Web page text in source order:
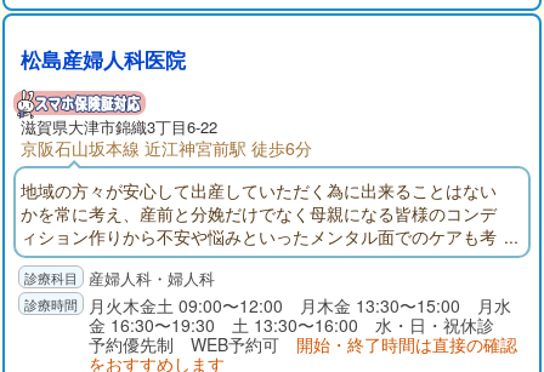
松島産婦人科医院
滋賀県大津市錦織3丁目6-22
京阪石山坂本線 近江神宮前駅 徒歩6分
地域の方々が安心して出産していただく為に出来ることはない
かを常に考え、産前と分娩だけでなく母親になる皆様のコンデ
ィション作りから不安や悩みといったメンタル面でのケアも考
慮し、皆様のお産を全力でサポート致します。妊娠・出産・子
育て期間だけではなく、女性の一生を支える産婦人科を目指し
ております。
産婦人科・婦人科
月火木金土 09:00〜12:00 月木金 13:30〜15:00 月水
金 16:30〜19:30 土 13:30〜16:00 水・日・祝休診
予約優先制 WEB予約可 開始・終了時間は直接の確認
をおすすめします